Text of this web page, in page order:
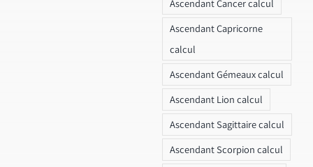
Ascendant Cancer calcul
Ascendant Capricorne
calcul
Ascendant Gémeaux calcul
Ascendant Lion calcul
Ascendant Sagittaire calcul
Ascendant Scorpion calcul